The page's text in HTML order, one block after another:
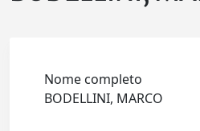
Nome completo
BODELLINI, MARCO